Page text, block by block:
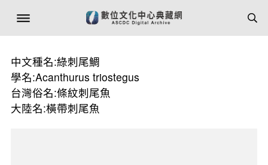
中文種名:綠刺尾鯛
學名:Acanthurus triostegus
台灣俗名:條紋刺尾魚
大陸名:橫帶刺尾魚